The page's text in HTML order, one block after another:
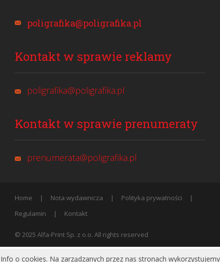
poligrafika@poligrafika.pl
Kontakt w sprawie reklamy
poligrafika@poligrafika.pl
Kontakt w sprawie prenumeraty
prenumerata@poligrafika.pl
Home Nota wydawnicza
Polityka prywatności
Regulamin
Kontakt
© 2025 Alfa-Print Sp. z o.o. All rights reserved
Info o cookies. Na zarządzanych przez nas stronach wykorzystujemy